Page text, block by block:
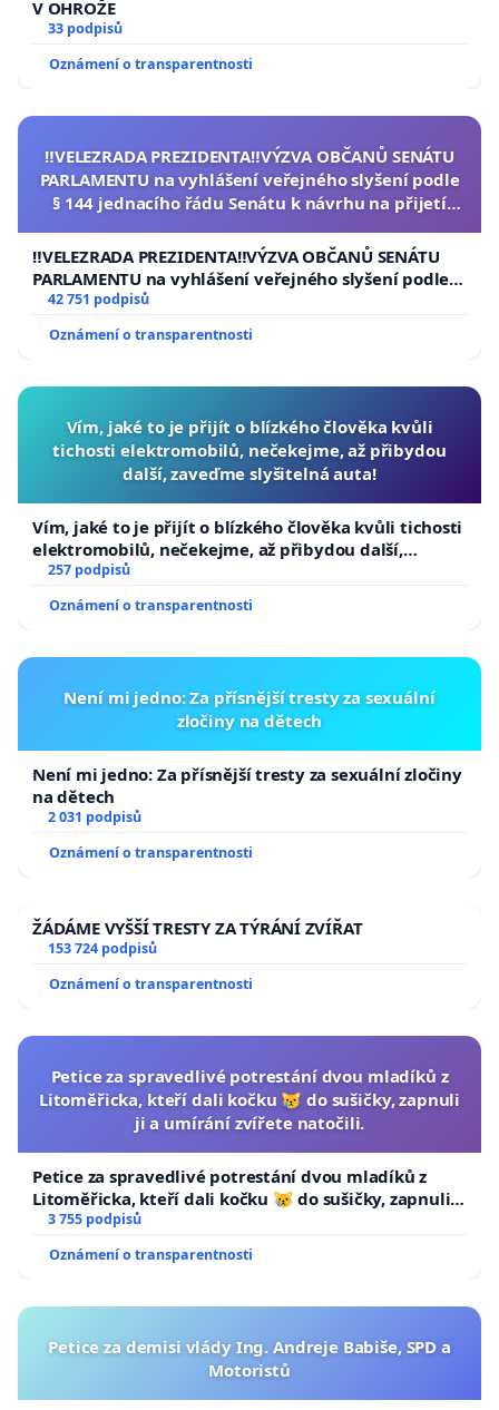
V OHROŽE
33 podpisů
Oznámení o transparentnosti
‼️VELEZRADA PREZIDENTA‼️VÝZVA OBČANŮ SENÁTU
PARLAMENTU na vyhlášení veřejného slyšení podle
§ 144 jednacího řádu Senátu k návrhu na přijetí
republiky
‼️VELEZRADA PREZIDENTA‼️VÝZVA OBČANŮ SENÁTU
PARLAMENTU na vyhlášení veřejného slyšení podle §
144 jednacího řádu Senátu k návrhu na přijetí
republiky
42 751 podpisů
Oznámení o transparentnosti
Vím, jaké to je přijít o blízkého člověka kvůli
tichosti elektromobilů, nečekejme, až přibydou
další, zaveďme slyšitelná auta!
Vím, jaké to je přijít o blízkého člověka kvůli tichosti
elektromobilů, nečekejme, až přibydou další,
zaveďme slyšitelná auta!
257 podpisů
Oznámení o transparentnosti
Není mi jedno: Za přísnější tresty za sexuální
zločiny na dětech
Není mi jedno: Za přísnější tresty za sexuální zločiny
na dětech
2 031 podpisů
Oznámení o transparentnosti
ŽÁDÁME VYŠŠÍ TRESTY ZA TÝRÁNÍ ZVÍŘAT
153 724 podpisů
Oznámení o transparentnosti
Petice za spravedlivé potrestání dvou mladíků z
Litoměřicka, kteří dali kočku 😿 do sušičky, zapnuli
ji a umírání zvířete natočili.
Petice za spravedlivé potrestání dvou mladíků z
Litoměřicka, kteří dali kočku 😿 do sušičky, zapnuli ji
a umírání zvířete natočili.
3 755 podpisů
Oznámení o transparentnosti
Petice za demisi vlády Ing. Andreje Babiše, SPD a
Motoristů